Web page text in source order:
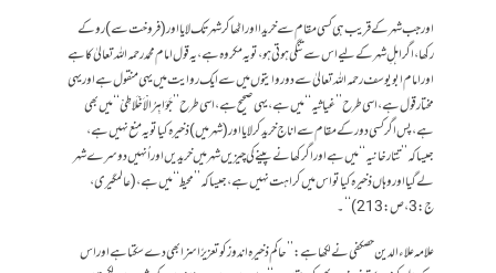
اور جب شہر کے قریب ہی کسی مقام سے خریدا اور اٹھا کر شہر تک لایا اور(فروخت سے )روکے
رکھا، اگر اہلِ شہر کے لیے اس سے تنگی ہوتی ہو ، تویہ مکروہ ہے ،یہ قول امام محمد رحمہ اللہ تعالیٰ کا ہے
اورامام ابو یوسف رحمہ اللہ تعالیٰ سے دو روایتوں میں سے ایک روایت میں یہی منقول ہے اوریہی
مختار قول ہے ،اسی طرح ’’غیاثیہ ‘‘ میں ہے ،یہی صحیح ہے ،اسی طرح ’’جَوَاہِرُ الْاَخْلَاطِیْ ‘‘ میں بھی
ہے،پس اگر کسی دور کے مقام سے اناج خریدکرلایا اور(شہرمیں) ذخیرہ کیا تو یہ منع نہیں ہے ،
جیساکہ’’ تتار خانیہ ‘‘میں ہے اور اگر کھانے پینے کی چیزیں شہر میں خریدیں اور اُنہیں دوسرے شہر
لے گیا اور وہاں ذخیرہ کیا تو اس میں کراہت نہیں ہے ،جیساکہ ’’محیط‘‘ میں ہے ، (عالمگیری،
ج:3،ص:213)‘‘۔
علامہ علاء الدین حصکفی نے لکھا ہے :’’حاکم ذخیرہ اندوز کو تعزیرًاسزا بھی دے سکتا ہے اور اس